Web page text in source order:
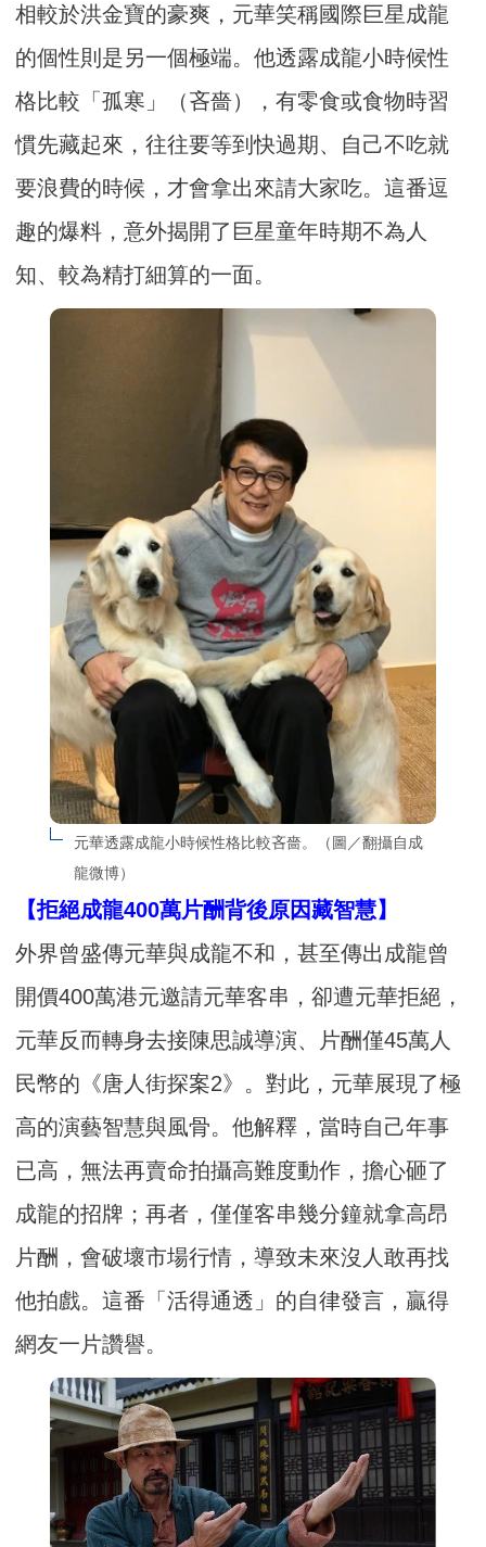
相較於洪金寶的豪爽，元華笑稱國際巨星成龍
的個性則是另一個極端。他透露成龍小時候性
格比較「孤寒」（吝嗇），有零食或食物時習
慣先藏起來，往往要等到快過期、自己不吃就
要浪費的時候，才會拿出來請大家吃。這番逗
趣的爆料，意外揭開了巨星童年時期不為人
知、較為精打細算的一面。
元華透露成龍小時候性格比較吝嗇。（圖／翻攝自成
龍微博）
【拒絕成龍400萬片酬背後原因藏智慧】
外界曾盛傳元華與成龍不和，甚至傳出成龍曾
開價400萬港元邀請元華客串，卻遭元華拒絕，
元華反而轉身去接陳思誠導演、片酬僅45萬人
民幣的《唐人街探案2》。對此，元華展現了極
高的演藝智慧與風骨。他解釋，當時自己年事
已高，無法再賣命拍攝高難度動作，擔心砸了
成龍的招牌；再者，僅僅客串幾分鐘就拿高昂
片酬，會破壞市場行情，導致未來沒人敢再找
他拍戲。這番「活得通透」的自律發言，贏得
網友一片讚譽。